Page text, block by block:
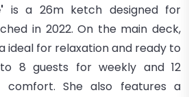
is a 26m ketch designed for
in 2022. On the main deck,
ideal for relaxation and ready to
8 guests for weekly and 12
She also features a